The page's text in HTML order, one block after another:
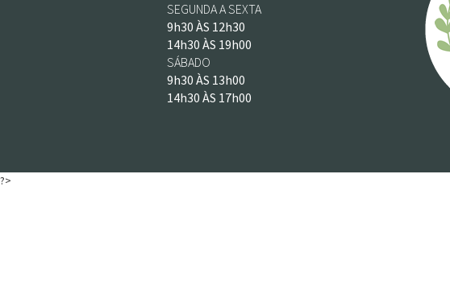
SEGUNDA A SEXTA
9h30 ÀS 12h30
14h30 ÀS 19h00
SÁBADO
9h30 ÀS 13h00
14h30 ÀS 17h00
?>